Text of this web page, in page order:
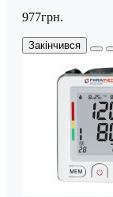
977грн.
Закінчився